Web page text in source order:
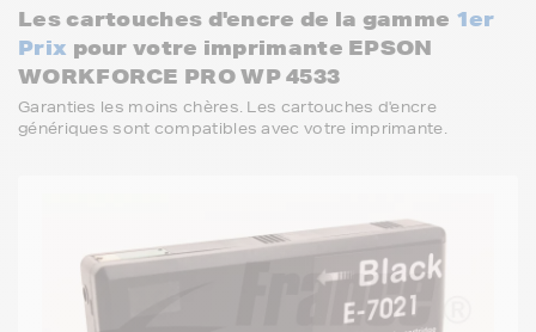
Les cartouches d'encre de la gamme 1er
Prix pour votre imprimante EPSON
WORKFORCE PRO WP 4533
Garanties les moins chères. Les cartouches d'encre
génériques sont compatibles avec votre imprimante.